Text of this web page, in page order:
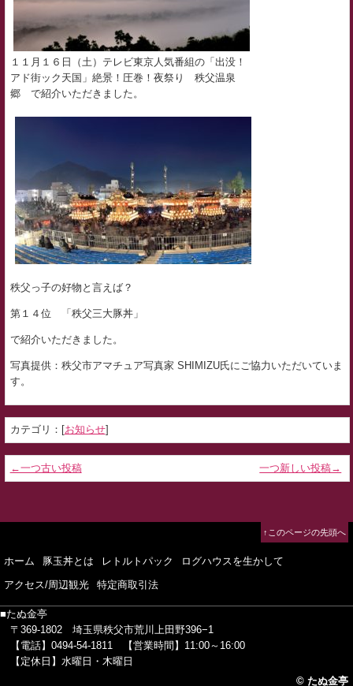
１１月１６日（土）テレビ東京人気番組の「出没！
アド街ック天国」絶景！圧巻！夜祭り 秩父温泉
郷 で紹介いただきました。
秩父っ子の好物と言えば？
第１４位 「秩父三大豚丼」
で紹介いただきました。
写真提供：秩父市アマチュア写真家 SHIMIZU氏にご協力いただいていま
す。
カテゴリ：[お知らせ]
←一つ古い投稿 一つ新しい投稿→
↑このページの先頭へ
ホーム 豚玉丼とは レトルトパック
ログハウスを生かして
アクセス/周辺観光
特定商取引法
■たぬ金亭
〒369-1802 埼玉県秩父市荒川上田野396−1
【電話】0494-54-1811
【営業時間】11:00～16:00
【定休日】水曜日・木曜日
© たぬ金亭